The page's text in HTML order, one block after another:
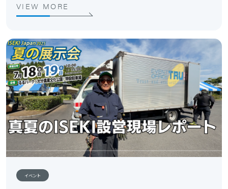
VIEW MORE
イベント